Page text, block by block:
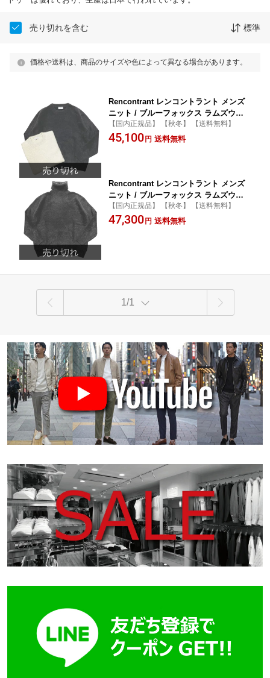
売り切れを含む 標準
価格や送料は、商品のサイズや色によって異なる場合があります。
Rencontrant レンコントラント メンズ
ニット / ブルーフォックス ラムズウー
ル クルーネックニット オフホワイト ブ
ラック / フランス セーター / 10059
【国内正規品】 【秋冬】 【送料無料】
45,100 円 送料無料
Rencontrant レンコントラント メンズ
ニット / ブルーフォックス ラムズウー
ル タートルネックニット ブラック / フ
ランス セーター / 10059
【国内正規品】 【秋冬】 【送料無料】
47,300 円 送料無料
1/1